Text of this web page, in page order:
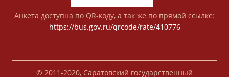
Анкета доступна по QR-коду, а так же по прямой ссылке:
https://bus.gov.ru/qrcode/rate/410776
© 2011-2020, Саратовский государственный